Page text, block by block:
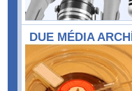
DUE MÉDIA